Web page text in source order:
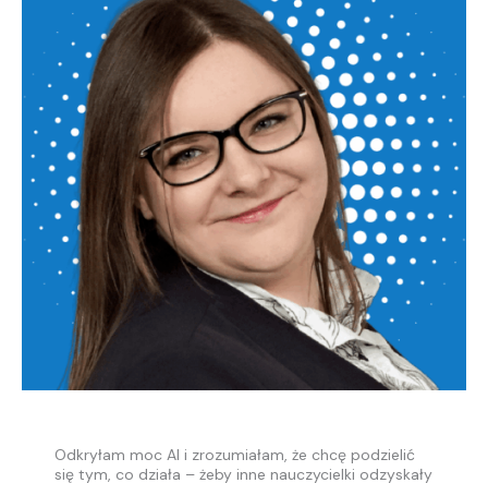
Odkryłam moc AI i zrozumiałam, że chcę podzielić
się tym, co działa – żeby inne nauczycielki odzyskały